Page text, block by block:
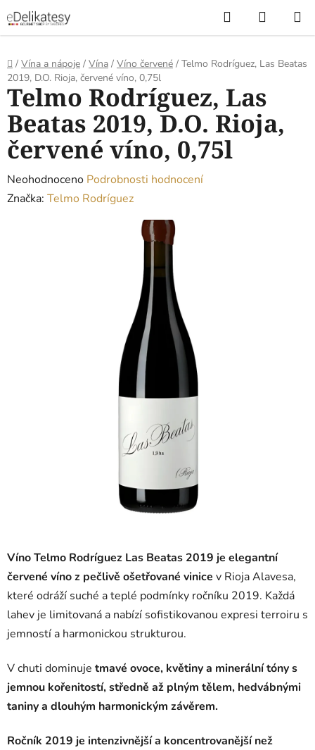
na
obsah
Hledat
KOŠÍK
Domů
/ Vína a nápoje / Vína / Víno červené / Telmo Rodríguez, Las Beatas
2019, D.O. Rioja, červené víno, 0,75l
Víno Telmo Rodríguez Las Beatas 2019 je elegantní
červené víno z pečlivě ošetřované vinice v Rioja Alavesa,
které odráží suché a teplé podmínky ročníku 2019. Každá
lahev je limitovaná a nabízí sofistikovanou expresi terroiru s
jemností a harmonickou strukturou.
V chuti dominuje tmavé ovoce, květiny a minerální tóny s
jemnou kořenitostí, středně až plným tělem, hedvábnými
taniny a dlouhým harmonickým závěrem.
Ročník 2019 je intenzivnější a koncentrovanější než
Telmo Rodríguez, Las
Beatas 2019, D.O. Rioja,
červené víno, 0,75l
Průměrné
hodnocení
Neohodnoceno Podrobnosti hodnocení
Značka: Telmo Rodríguez